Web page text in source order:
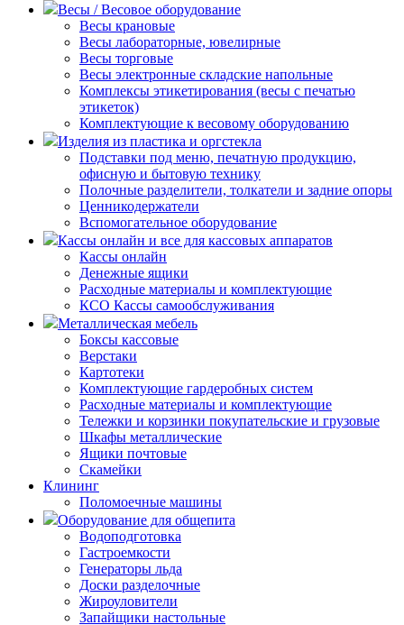
Весы / Весовое оборудование
Весы крановые
Весы лабораторные, ювелирные
Весы торговые
Весы электронные складские напольные
Комплексы этикетирования (весы с печатью
этикеток)
Комплектующие к весовому оборудованию
Изделия из пластика и оргстекла
Подставки под меню, печатную продукцию,
офисную и бытовую технику
Полочные разделители, толкатели и задние опоры
Ценникодержатели
Вспомогательное оборудование
Кассы онлайн и все для кассовых аппаратов
Кассы онлайн
Денежные ящики
Расходные материалы и комплектующие
КСО Кассы самообслуживания
Металлическая мебель
Боксы кассовые
Верстаки
Картотеки
Комплектующие гардеробных систем
Расходные материалы и комплектующие
Тележки и корзинки покупательские и грузовые
Шкафы металлические
Ящики почтовые
Скамейки
Клининг
Поломоечные машины
Оборудование для общепита
Водоподготовка
Гастроемкости
Генераторы льда
Доски разделочные
Жироуловители
Запайщики настольные